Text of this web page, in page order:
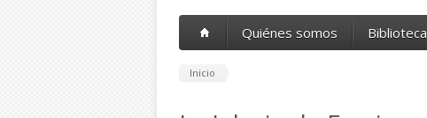
Quiénes somos Biblioteca
Inicio